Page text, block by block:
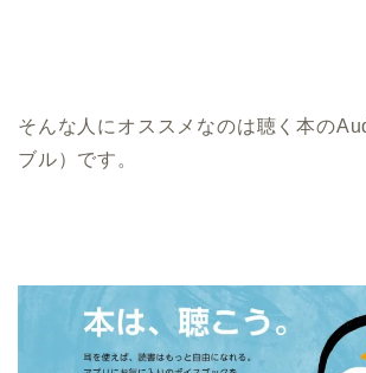
そんな人にオススメなのは聴く本の
ブル）です。